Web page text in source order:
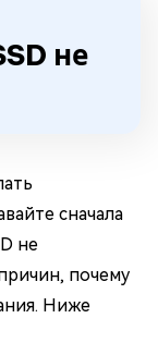
не
сначала
не
почему
Ниже